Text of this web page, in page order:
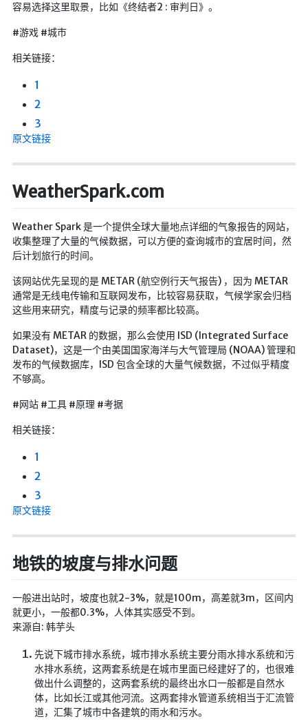
容易选择这里取景，比如《终结者2 : 审判日》。
#游戏 #城市
相关链接：
1
2
3
原文链接
WeatherSpark.com
Weather Spark 是一个提供全球大量地点详细的气象报告的网站，
收集整理了大量的气候数据，可以方便的查询城市的宜居时间，然
后计划旅行的时间。
该网站优先呈现的是 METAR (航空例行天气报告) ，因为 METAR
通常是无线电传输和互联网发布，比较容易获取，气候学家会归档
这些用来研究，精度与记录的频率都比较高。
如果没有 METAR 的数据，那么会使用 ISD (Integrated Surface
Dataset)，这是一个由美国国家海洋与大气管理局 (NOAA) 管理和
发布的气候数据库，ISD 包含全球的大量气候数据，不过似乎精度
不够高。
#网站 #工具 #原理 #考据
相关链接：
1
2
3
原文链接
地铁的坡度与排水问题
一般进出站时，坡度也就2-3%，就是100m，高差就3m，区间内
就更小，一般都0.3%，人体其实感受不到。
来源自: 韩芋头
先说下城市排水系统，城市排水系统主要分雨水排水系统和污
水排水系统，这两套系统是在城市里面已经建好了的，也很难
做出什么调整的，这两套系统的最终出水口一般都是自然水
体，比如长江或其他河流。这两套排水管道系统相当于汇流管
道，汇集了城市中各建筑的雨水和污水。
音乐下载2
Beats Per Minute
📕学习
知乎付费文章
Markdown学习
LaTeX公式编辑器
Mathlab教学
乐理学习
Web 技术教程
Greasemonkey学习
🔨工具
手写文件生成
文件传输 自建
文库下载
九宫格照片生成
图片加水印